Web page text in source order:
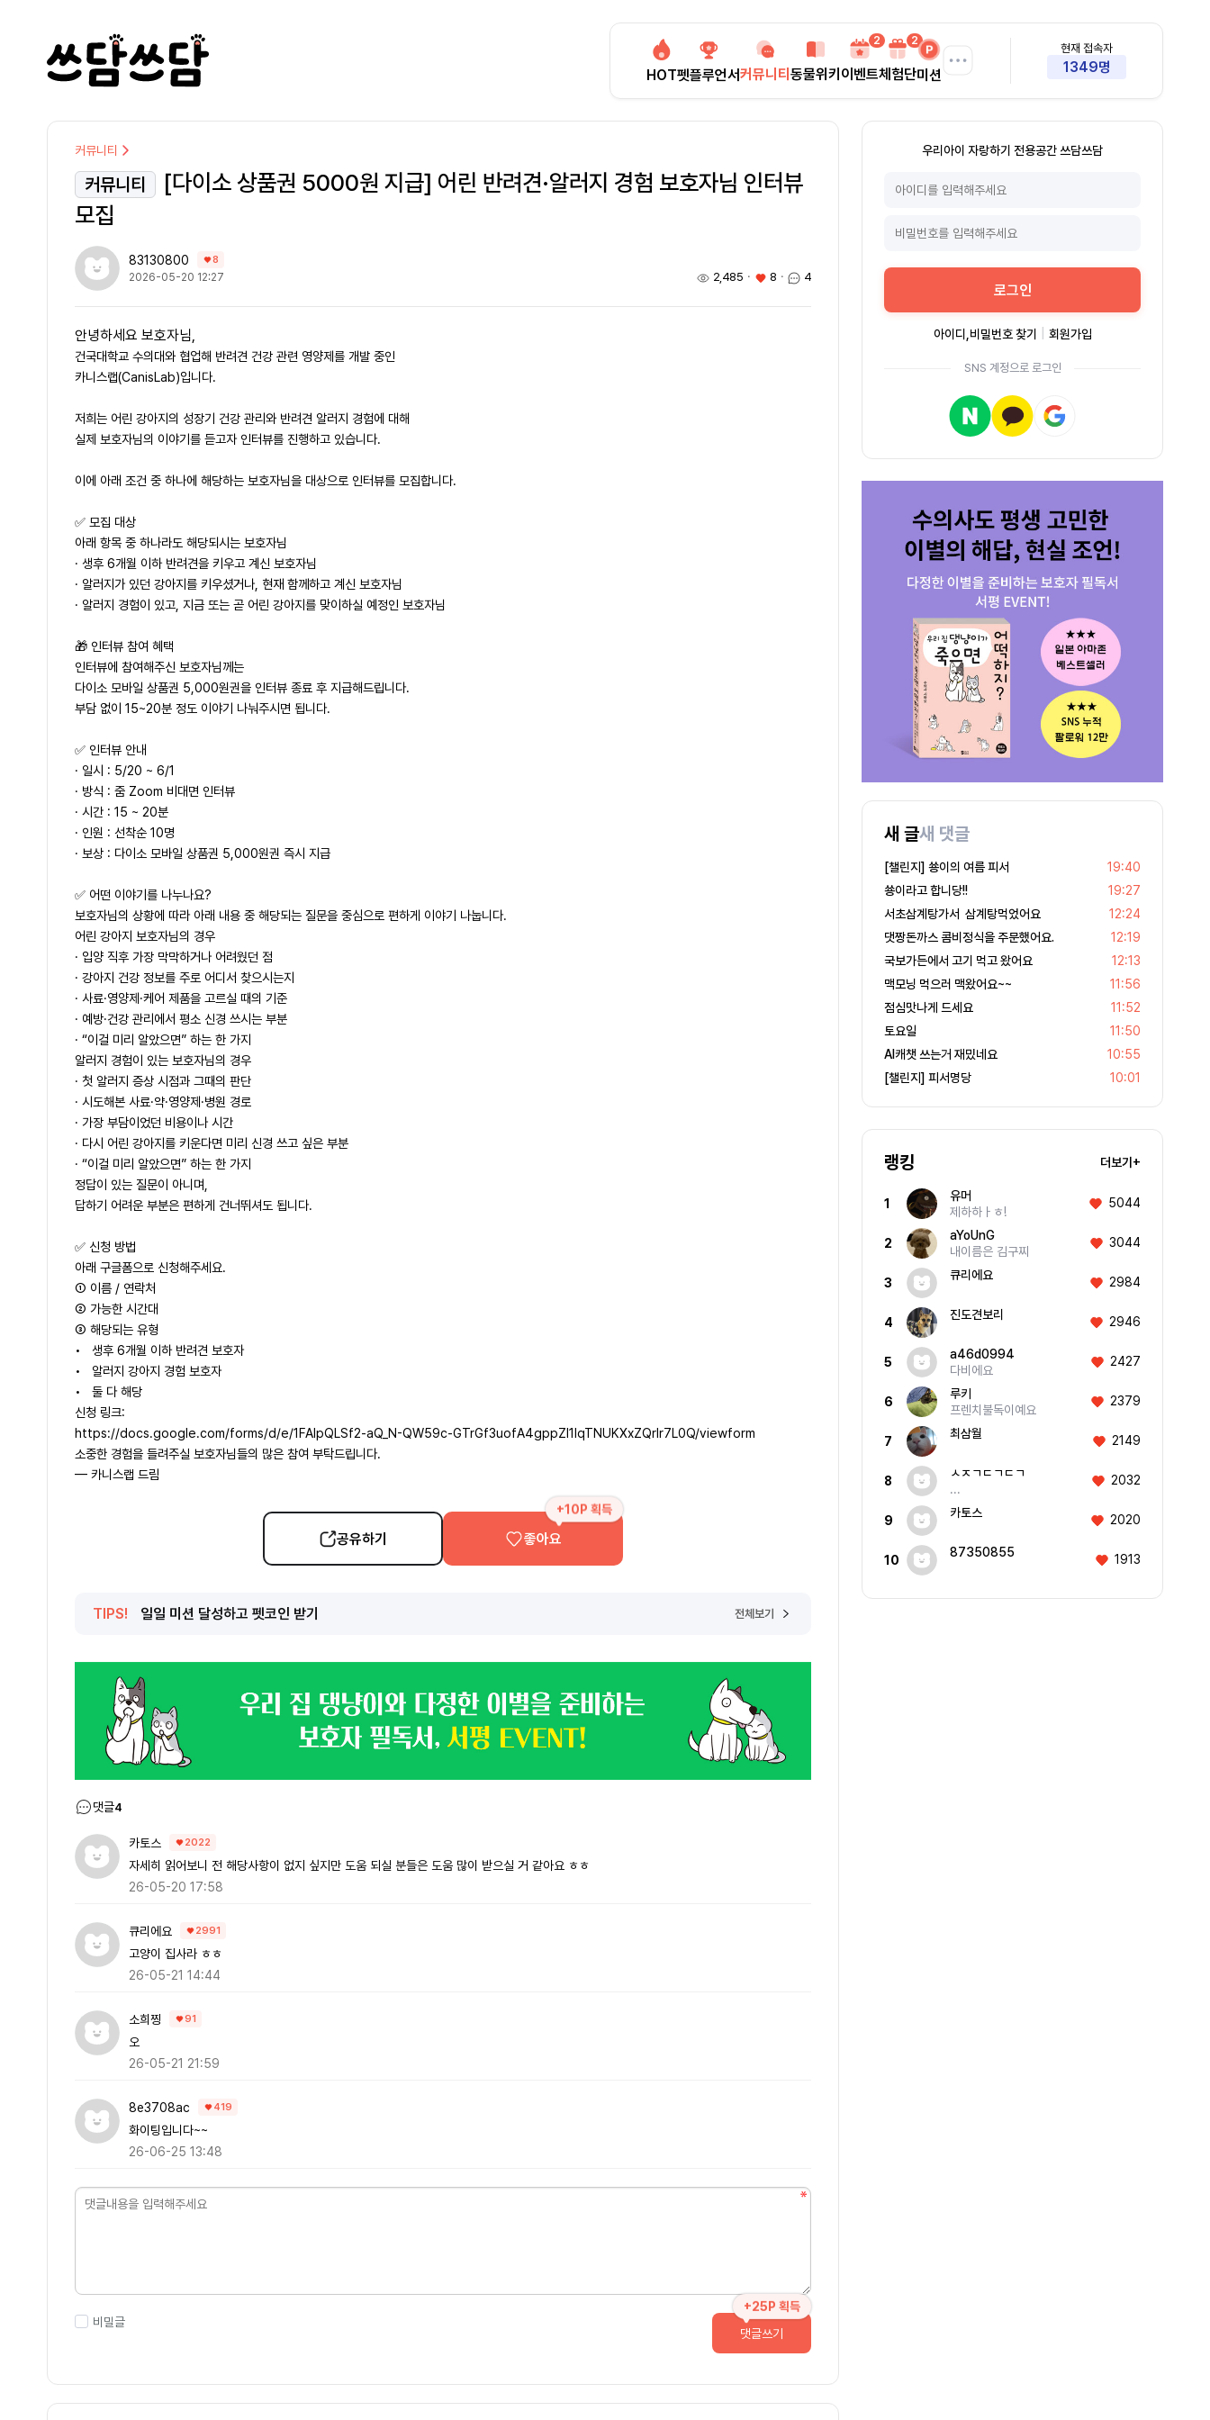
HOT펫플루언서커뮤니티 동물위키 이벤트
2
체험단
2
미션
현재 접속자
1349명
커뮤니티
커뮤니티
[다이소 상품권 5000원 지급] 어린 반려견·알러지 경험 보호자님 인터뷰
모집
83130800 8
2026-05-20 12:27 2,485 ㆍ 8 ㆍ 4
안녕하세요 보호자님,
건국대학교 수의대와 협업해 반려견 건강 관련 영양제를 개발 중인
카니스랩(CanisLab)입니다.
저희는 어린 강아지의 성장기 건강 관리와 반려견 알러지 경험에 대해
실제 보호자님의 이야기를 듣고자 인터뷰를 진행하고 있습니다.
이에 아래 조건 중 하나에 해당하는 보호자님을 대상으로 인터뷰를 모집합니다.
✅ 모집 대상
아래 항목 중 하나라도 해당되시는 보호자님
· 생후 6개월 이하 반려견을 키우고 계신 보호자님
· 알러지가 있던 강아지를 키우셨거나, 현재 함께하고 계신 보호자님
· 알러지 경험이 있고, 지금 또는 곧 어린 강아지를 맞이하실 예정인 보호자님
🎁 인터뷰 참여 혜택
인터뷰에 참여해주신 보호자님께는
다이소 모바일 상품권 5,000원권을 인터뷰 종료 후 지급해드립니다.
부담 없이 15~20분 정도 이야기 나눠주시면 됩니다.
✅ 인터뷰 안내
· 일시 : 5/20 ~ 6/1
· 방식 : 줌 Zoom 비대면 인터뷰
· 시간 : 15 ~ 20분
· 인원 : 선착순 10명
· 보상 : 다이소 모바일 상품권 5,000원권 즉시 지급
✅ 어떤 이야기를 나누나요?
보호자님의 상황에 따라 아래 내용 중 해당되는 질문을 중심으로 편하게 이야기 나눕니다.
어린 강아지 보호자님의 경우
· 입양 직후 가장 막막하거나 어려웠던 점
· 강아지 건강 정보를 주로 어디서 찾으시는지
· 사료·영양제·케어 제품을 고르실 때의 기준
· 예방·건강 관리에서 평소 신경 쓰시는 부분
· “이걸 미리 알았으면” 하는 한 가지
알러지 경험이 있는 보호자님의 경우
· 첫 알러지 증상 시점과 그때의 판단
· 시도해본 사료·약·영양제·병원 경로
· 가장 부담이었던 비용이나 시간
· 다시 어린 강아지를 키운다면 미리 신경 쓰고 싶은 부분
· “이걸 미리 알았으면” 하는 한 가지
정답이 있는 질문이 아니며,
답하기 어려운 부분은 편하게 건너뛰셔도 됩니다.
✅ 신청 방법
아래 구글폼으로 신청해주세요.
① 이름 / 연락처
② 가능한 시간대
③ 해당되는 유형
• 생후 6개월 이하 반려견 보호자
• 알러지 강아지 경험 보호자
• 둘 다 해당
신청 링크:
https://docs.google.com/forms/d/e/1FAIpQLSf2-aQ_N-QW59c-GTrGf3uofA4gppZI1IqTNUKXxZQrIr7L0Q/viewform
소중한 경험을 들려주실 보호자님들의 많은 참여 부탁드립니다.
— 카니스랩 드림
공유하기
+10P 획득
좋아요
TIPS! 일일 미션 달성하고 펫코인 받기 전체보기
댓글4
카토스 2022
자세히 읽어보니 전 해당사항이 없지 싶지만 도움 되실 분들은 도움 많이 받으실 거 같아요 ㅎㅎ
26-05-20 17:58
큐리에요 2991
고양이 집사라 ㅎㅎ
26-05-21 14:44
소희찡 91
오
26-05-21 21:59
8e3708ac 419
화이팅입니다~~
26-06-25 13:48
비밀글
+25P 획득
댓글쓰기
우리아이 자랑하기 전용공간 쓰담쓰담
로그인
아이디,비밀번호 찾기 회원가입
SNS 계정으로 로그인
새 글새 댓글
[챌린지] 쑝이의 여름 피서
19:40
쑝이라고 합니당!!
19:27
서초삼계탕가서 삼계탕먹었어요
12:24
댓짱돈까스 콤비정식을 주문했어요.
12:19
국보가든에서 고기 먹고 왔어요
12:13
맥모닝 먹으러 맥왔어요~~
11:56
점심맛나게 드세요
11:52
토요일
11:50
AI캐챗 쓰는거 재밌네요
10:55
[챌린지] 피서명당
10:01
랭킹 더보기+
1
유머
제하하ㅏㅎ!
5044
2
aYoUnG
내이름은 김구찌
3044
3
큐리에요 2984
4
진도견보리 2946
5
a46d0994
다비에요
2427
6
루키
프렌치불독이예요
2379
7
최삼월 2149
8
ㅅㅈㄱㄷㄱㄷㄱ
...
2032
9
카토스 2020
10
87350855 1913